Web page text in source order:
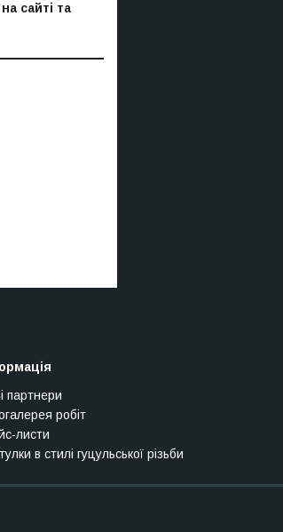
сайті та
партнери
робіт
листи
в стилі гуцульської різьби